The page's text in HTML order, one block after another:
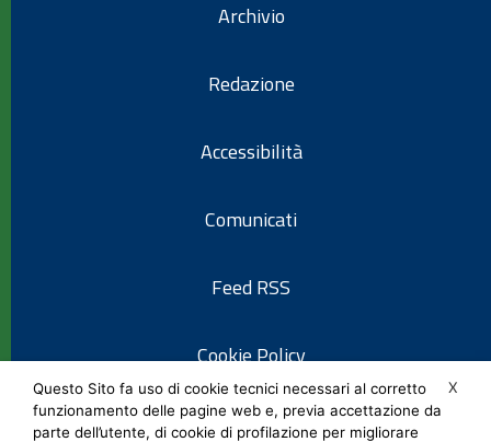
Archivio
Redazione
Accessibilità
Comunicati
Feed RSS
Cookie Policy
Informativa privacy
X
Questo Sito fa uso di cookie tecnici necessari al corretto
funzionamento delle pagine web e, previa accettazione da
parte dell’utente, di cookie di profilazione per migliorare